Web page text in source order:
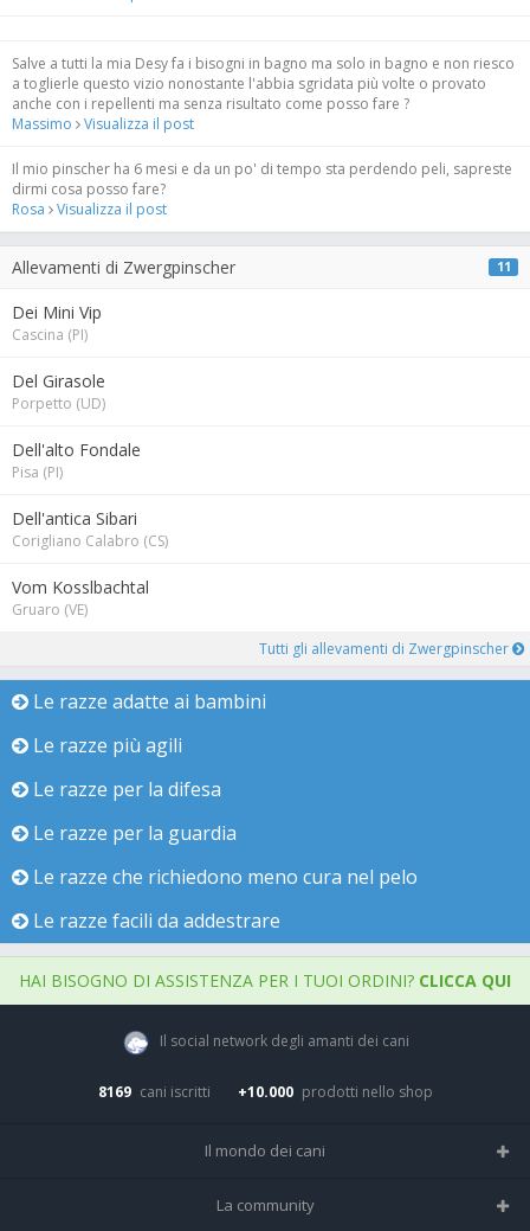
Salve a tutti la mia Desy fa i bisogni in bagno ma solo in bagno e non riesco
a toglierle questo vizio nonostante l'abbia sgridata più volte o provato
anche con i repellenti ma senza risultato come posso fare ?
Massimo
Visualizza il post
Il mio pinscher ha 6 mesi e da un po' di tempo sta perdendo peli, sapreste
dirmi cosa posso fare?
Rosa
Visualizza il post
Allevamenti di Zwergpinscher 11
Dei Mini Vip
Cascina (PI)
Del Girasole
Porpetto (UD)
Dell'alto Fondale
Pisa (PI)
Dell'antica Sibari
Corigliano Calabro (CS)
Vom Kosslbachtal
Gruaro (VE)
Tutti gli allevamenti di Zwergpinscher
Le razze adatte ai bambini
Le razze più agili
Le razze per la difesa
Le razze per la guardia
Le razze che richiedono meno cura nel pelo
Le razze facili da addestrare
HAI BISOGNO DI ASSISTENZA PER I TUOI ORDINI? CLICCA QUI
Il social network degli amanti dei cani
8169 cani iscritti +10.000 prodotti nello shop
Il mondo dei cani
Tutte le razze
La community